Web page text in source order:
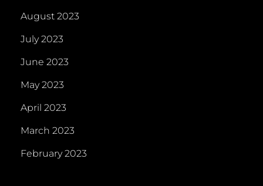
August 2023
July 2023
June 2023
May 2023
April 2023
March 2023
February 2023